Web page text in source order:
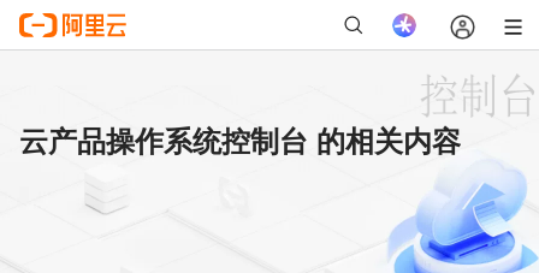
云产品操作系统控制台 的相关内容